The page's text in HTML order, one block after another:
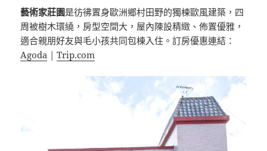
藝術家莊園是彷彿置身歐洲鄉村田野的獨棟歐風建築，四
周被樹木環繞，房型空間大，屋內陳設精緻、佈置優雅，
適合親朋好友與毛小孩共同包棟入住。訂房優惠連結：
Agoda |Trip.com